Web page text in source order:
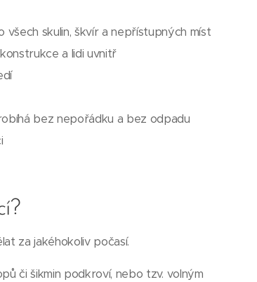
všech skulin, škvír a nepřístupných míst
a lidi uvnitř
bez nepořádku a bez odpadu
za jakéhokoliv počasí.
či šikmin podkroví, nebo tzv. volným